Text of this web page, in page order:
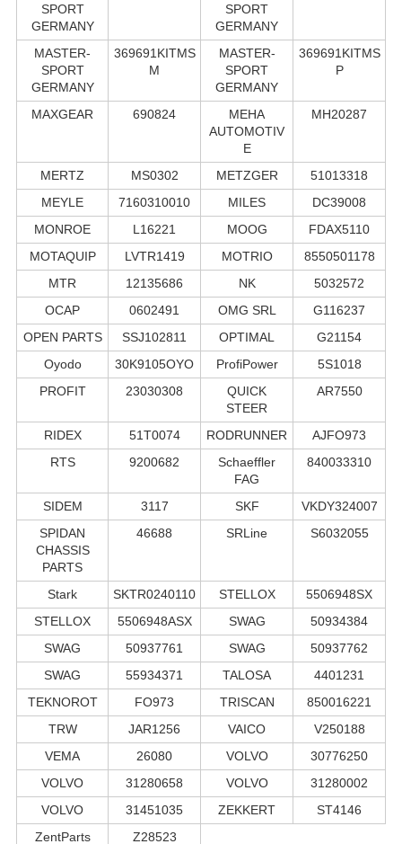
SPORT
GERMANY
SPORT
GERMANY
MASTER-
SPORT
GERMANY
369691KITMS
M
MASTER-
SPORT
GERMANY
369691KITMS
P
MAXGEAR 690824
MEHA
AUTOMOTIV
E
MH20287
MERTZ MS0302 METZGER
51013318
MEYLE
7160310010 MILES
DC39008
MONROE
L16221 MOOG
FDAX5110
MOTAQUIP
LVTR1419 MOTRIO
8550501178
MTR
12135686 NK
5032572
OCAP
0602491 OMG SRL
G116237
OPEN PARTS
SSJ102811 OPTIMAL
G21154
Oyodo
30K9105OYO ProfiPower
5S1018
PROFIT
23030308
QUICK
STEER
AR7550
RIDEX 51T0074 RODRUNNER
AJFO973
RTS
9200682
Schaeffler
FAG
840033310
SIDEM 3117 SKF
VKDY324007
SPIDAN
CHASSIS
PARTS
46688 SRLine S6032055
Stark SKTR0240110 STELLOX
5506948SX
STELLOX
5506948ASX SWAG
50934384
SWAG
50937761 SWAG
50937762
SWAG
55934371 TALOSA
4401231
TEKNOROT
FO973 TRISCAN
850016221
TRW
JAR1256 VAICO
V250188
VEMA
26080 VOLVO
30776250
VOLVO
31280658 VOLVO
31280002
VOLVO
31451035 ZEKKERT
ST4146
ZentParts
Z28523